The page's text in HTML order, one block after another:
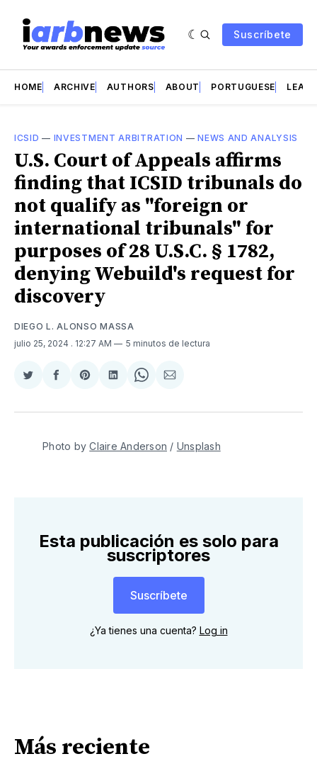
Suscríbete
HOME ARCHIVE AUTHORS ABOUT PORTUGUESE LEAD
ICSID — INVESTMENT ARBITRATION —NEWS AND ANALYSIS
U.S. Court of Appeals affirms
finding that ICSID tribunals do
not qualify as "foreign or
international tribunals" for
purposes of 28 U.S.C. § 1782,
denying Webuild's request for
discovery
DIEGO L. ALONSO MASSA
julio 25, 2024 . 12:27 AM 5 minutos de lectura
Compartir
Twitter
Compartir
Facebook
Share
Pinterest
Compartir
LinkedIn
Share
WhatsApp
Compartir
Email
Photo by Claire Anderson / Unsplash
Esta publicación es solo para
suscriptores
Suscríbete
¿Ya tienes una cuenta? Log in
Más reciente